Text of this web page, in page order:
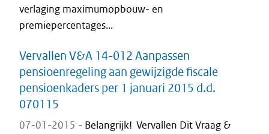
verlaging maximumopbouw- en
premiepercentages...
Vervallen V&A 14-012 Aanpassen
pensioenregeling aan gewijzigde fiscale
pensioenkaders per 1 januari 2015 d.d.
070115
07-01-2015 - Belangrijk! Vervallen Dit Vraag &